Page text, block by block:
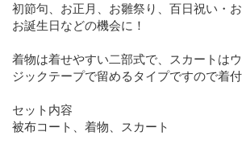
初節句、お正月、お雛祭り、百日祝い・
お誕生日などの機会に！
着物は着せやすい二部式で、スカートは
ジックテープで留めるタイプですので着付
セット内容
被布コート、着物、スカート